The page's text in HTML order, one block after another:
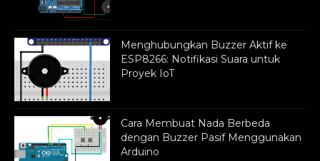
Menghubungkan Buzzer Aktif ke
ESP8266: Notifikasi Suara untuk
Proyek IoT
Cara Membuat Nada Berbeda
dengan Buzzer Pasif Menggunakan
Arduino